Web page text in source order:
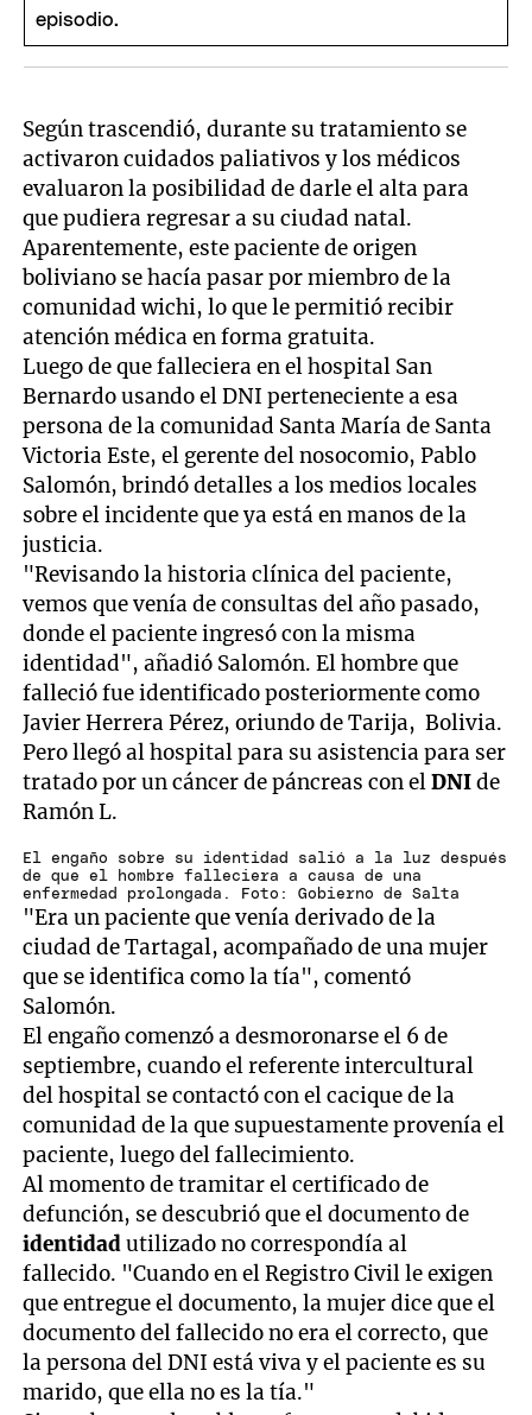
Según trascendió, durante su tratamiento se
activaron cuidados paliativos y los médicos
evaluaron la posibilidad de darle el alta para
que pudiera regresar a su ciudad natal.
Aparentemente, este paciente de origen
boliviano se hacía pasar por miembro de la
comunidad wichi, lo que le permitió recibir
atención médica en forma gratuita.
Luego de que falleciera en el hospital San
Bernardo usando el DNI perteneciente a esa
persona de la comunidad Santa María de Santa
Victoria Este, el gerente del nosocomio, Pablo
Salomón, brindó detalles a los medios locales
sobre el incidente que ya está en manos de la
justicia.
"Revisando la historia clínica del paciente,
vemos que venía de consultas del año pasado,
donde el paciente ingresó con la misma
identidad", añadió Salomón. El hombre que
falleció fue identificado posteriormente como
Javier Herrera Pérez, oriundo de Tarija, Bolivia.
Pero llegó al hospital para su asistencia para ser
tratado por un cáncer de páncreas con elDNIde
Ramón L.
El engaño sobre su identidad salió a la luz después
de que el hombre falleciera a causa de una
enfermedad prolongada. Foto: Gobierno de Salta
"Era un paciente que venía derivado de la
ciudad de Tartagal, acompañado de una mujer
que se identifica como la tía", comentó
Salomón.
El engaño comenzó a desmoronarse el 6 de
septiembre, cuando el referente intercultural
del hospital se contactó con el cacique de la
comunidad de la que supuestamente provenía el
paciente, luego del fallecimiento.
Al momento de tramitar el certificado de
defunción, se descubrió que el documento de
identidadutilizado no correspondía al
fallecido. "Cuando en el Registro Civil le exigen
que entregue el documento, la mujer dice que el
documento del fallecido no era el correcto, que
la persona del DNI está viva y el paciente es su
marido, que ella no es la tía."